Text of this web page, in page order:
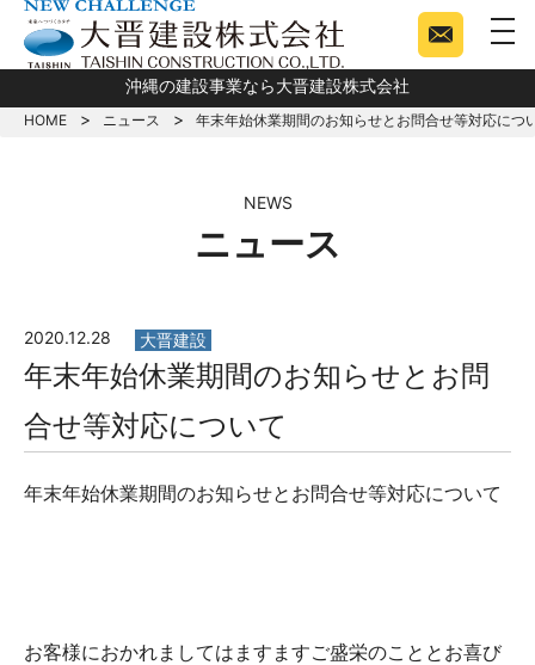
沖縄の建設事業なら大晋建設株式会社
HOME ニュース 年末年始休業期間のお知らせとお問合せ等対応につ
NEWS
ニュース
2020.12.28 大晋建設
年末年始休業期間のお知らせとお問
合せ等対応について
年末年始休業期間のお知らせとお問合せ等対応について
お客様におかれましてはますますご盛栄のこととお喜び